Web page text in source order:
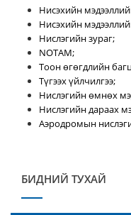
Нисэхийн
Нисэхийн
Нислэгийн зураг;
NOTAM;
Тоон өгөгдлийн
Түгээх үйлчилгээ;
Нислэгийн өмнөх
Нислэгийн дараах
Аэродромын
БИДНИЙ ТУХАЙ